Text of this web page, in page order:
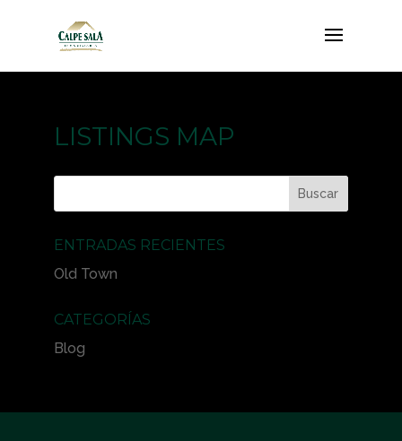
LISTINGS MAP
ENTRADAS RECIENTES
Old Town
CATEGORÍAS
Blog